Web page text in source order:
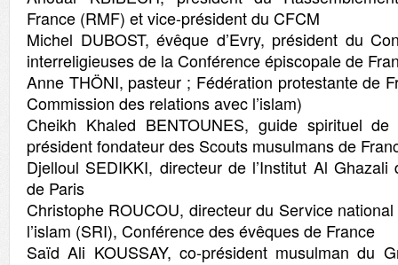
France (RMF) et vice-président du CFCM
Michel DUBOST, évêque d’Evry, président du
interreligieuses de la Conférence épiscopale de
Anne THÖNI, pasteur ; Fédération protestante de
Commission des relations avec l’islam)
Cheikh Khaled BENTOUNES, guide spirituel
président fondateur des Scouts musulmans de
Djelloul SEDIKKI, directeur de l’Institut Al
de Paris
Christophe ROUCOU, directeur du Service
l’islam (SRI), Conférence des évêques de France
Saïd Ali KOUSSAY, co-président musulman du